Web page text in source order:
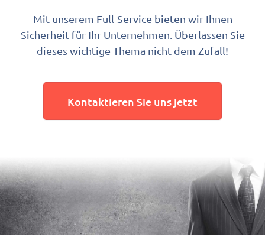
Mit unserem Full-Service bieten wir Ihnen
Sicherheit für Ihr Unternehmen. Überlassen Sie
dieses wichtige Thema nicht dem Zufall!
Kontaktieren Sie uns jetzt